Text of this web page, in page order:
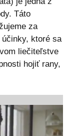
Táto
za
ktoré sa
liečiteľstve
hojiť rany,